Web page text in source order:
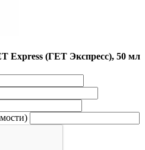
Express (ГЕТ Экспресс), 50 мл